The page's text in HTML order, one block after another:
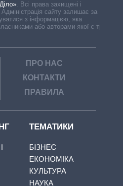
. Всі права захищені і
сайту залишає за
з інформацією, яка
або авторами якої є треті
ПРО НАС
КОНТАКТИ
ПРАВИЛА
ТЕМАТИКИ
БІЗНЕС
ЕКОНОМІКА
КУЛЬТУРА
НАУКА